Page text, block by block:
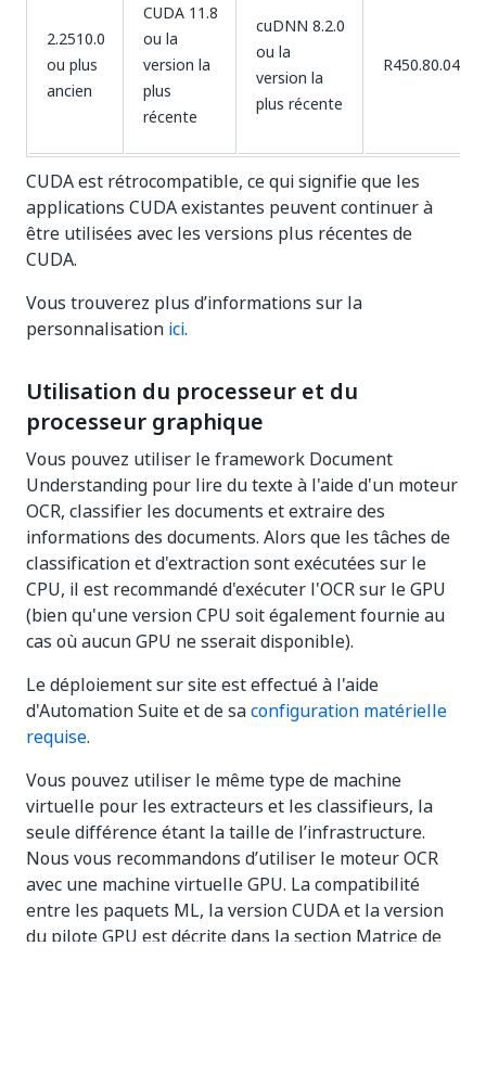
2.2510.0
ou plus
ancien
CUDA 11.8
ou la
version la
plus
récente
cuDNN 8.2.0
ou la
version la
plus récente
R450.80.04
CUDA est rétrocompatible, ce qui signifie que les
applications CUDA existantes peuvent continuer à
être utilisées avec les versions plus récentes de
CUDA.
Vous trouverez plus d’informations sur la
personnalisation ici.
Utilisation du processeur et du
processeur graphique
Vous pouvez utiliser le framework Document
Understanding pour lire du texte à l'aide d'un moteur
OCR, classifier les documents et extraire des
informations des documents. Alors que les tâches de
classification et d'extraction sont exécutées sur le
CPU, il est recommandé d'exécuter l'OCR sur le GPU
(bien qu'une version CPU soit également fournie au
cas où aucun GPU ne sserait disponible).
Le déploiement sur site est effectué à l'aide
d'Automation Suite et de saconfiguration matérielle
requise.
Vous pouvez utiliser le même type de machine
virtuelle pour les extracteurs et les classifieurs, la
seule différence étant la taille de l’infrastructure.
Nous vous recommandons d’utiliser le moteur OCR
avec une machine virtuelle GPU. La compatibilité
entre les paquets ML, la version CUDA et la version
du pilote GPU est décrite dans la section Matrice de